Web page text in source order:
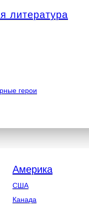
литература
герои
США
Канада
Америка